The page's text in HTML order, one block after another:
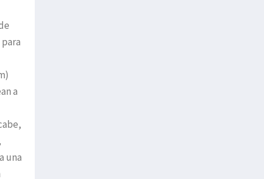
a
una